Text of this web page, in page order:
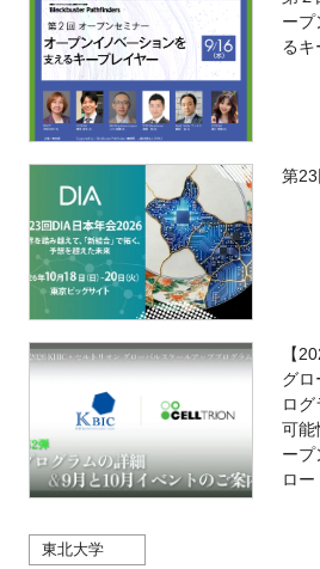
ープ
るキ
第
【
グロ
ログ
可
ープ
ロー
東北大学